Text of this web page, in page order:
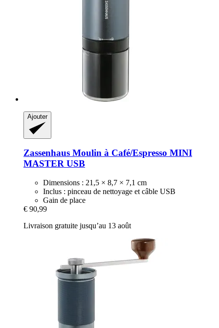
Ajouter
Zassenhaus Moulin à Café/Espresso MINI
MASTER USB
Dimensions : 21,5 × 8,7 × 7,1 cm
Inclus : pinceau de nettoyage et câble USB
Gain de place
€ 90,99
Livraison gratuite jusqu’au 13 août